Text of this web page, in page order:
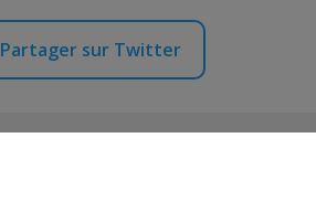
Partager sur Twitter